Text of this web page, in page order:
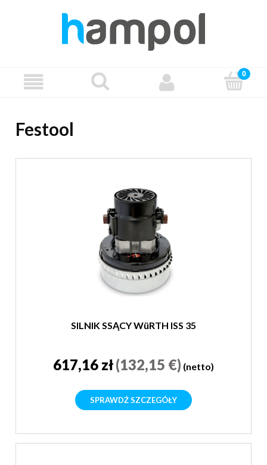
Festool
SILNIK SSĄCY WüRTH ISS 35
617,16 zł(132,15 €) (netto)
SPRAWDŹ SZCZEGÓŁY